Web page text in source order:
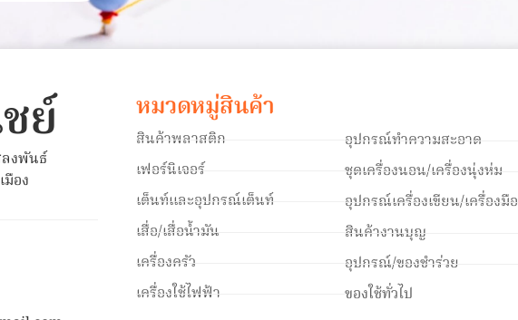
ย์
งพันธ์
อง
หมวดหมู่สินค้า
สินค้าพลาสติก
เฟอร์นิเจอร์
เต็นท์และอุปกรณ์เต็นท์
เสื่อ/เสื่อน้ำมัน
เครื่องครัว
เครื่องใช้ไฟฟ้า
อุปกรณ์ทำความสะอาด
ชุดเครื่องนอน/เครื่องนุ่งห่ม
อุปกรณ์เครื่องเขียน/เครื่องมือ
สินค้างานบุญ
อุปกรณ์/ของชำร่วย
ของใช้ทั่วไป